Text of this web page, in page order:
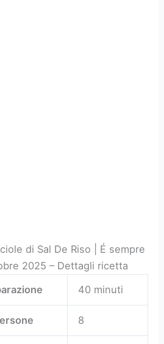
di Sal De Riso | É sempre
2025 – Dettagli ricetta
40 minuti
8